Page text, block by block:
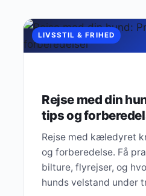
LIVSSTIL & FRIHED
Rejse med din
tips og
Rejse med kæledyret
og forberedelse. Få
bilture, flyrejser, og
hunds velstand under